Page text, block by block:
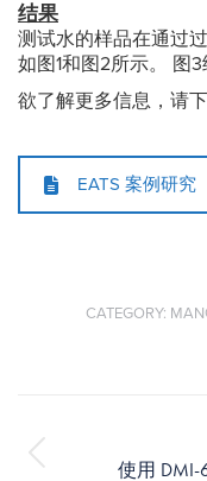
结果
测试水的样品在通过
如图1和图2所示。 图
欲了解更多信息，请
EATS 案例研究
CATEGORY:
导
使用